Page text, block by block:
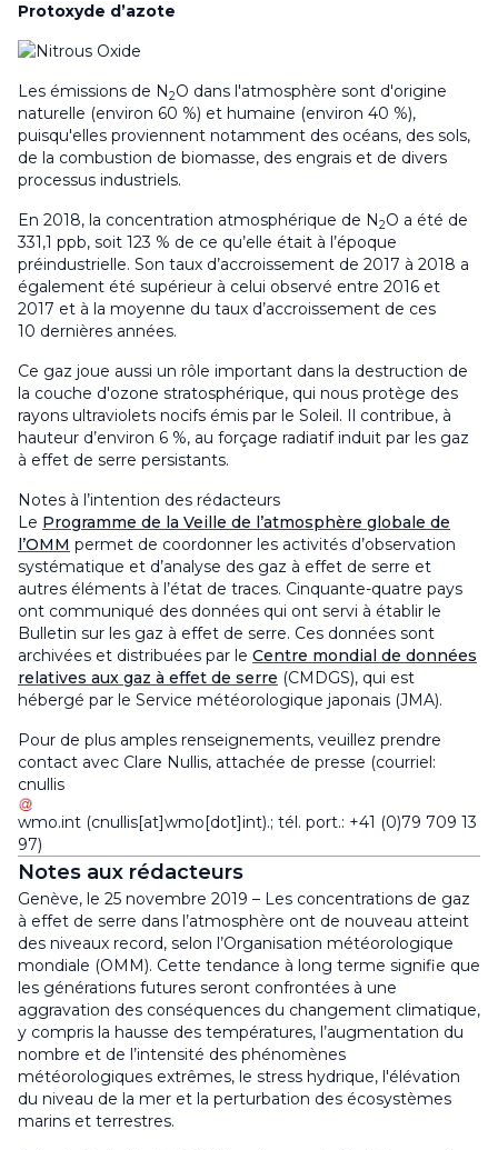
Protoxyde d’azote
Les émissions de N 2O dans l'atmosphère sont d'origine
naturelle (environ 60 %) et humaine (environ 40 %),
puisqu'elles proviennent notamment des océans, des sols,
de la combustion de biomasse, des engrais et de divers
processus industriels.
En 2018, la concentration atmosphérique de N 2O a été de
331,1 ppb, soit 123 % de ce qu’elle était à l’époque
préindustrielle. Son taux d’accroissement de 2017 à 2018 a
également été supérieur à celui observé entre 2016 et
2017 et à la moyenne du taux d’accroissement de ces
10 dernières années.
Ce gaz joue aussi un rôle important dans la destruction de
la couche d'ozone stratosphérique, qui nous protège des
rayons ultraviolets nocifs émis par le Soleil. Il contribue, à
hauteur d’environ 6 %, au forçage radiatif induit par les gaz
à effet de serre persistants.
Notes à l’intention des rédacteurs
Le Programme de la Veille de l’atmosphère globale de
l’OMM permet de coordonner les activités d’observation
systématique et d’analyse des gaz à effet de serre et
autres éléments à l’état de traces. Cinquante-quatre pays
ont communiqué des données qui ont servi à établir le
Bulletin sur les gaz à effet de serre. Ces données sont
archivées et distribuées par le Centre mondial de données
relatives aux gaz à effet de serre (CMDGS), qui est
hébergé par le Service météorologique japonais (JMA).
Pour de plus amples renseignements, veuillez prendre
contact avec Clare Nullis, attachée de presse (courriel:
cnullis
wmo.int (cnullis[at]wmo[dot]int).; tél. port.: +41 (0)79 709 13
97)
Notes aux rédacteurs
Genève, le 25 novembre 2019 – Les concentrations de gaz
à effet de serre dans l’atmosphère ont de nouveau atteint
des niveaux record, selon l’Organisation météorologique
mondiale (OMM). Cette tendance à long terme signifie que
les générations futures seront confrontées à une
aggravation des conséquences du changement climatique,
y compris la hausse des températures, l’augmentation du
nombre et de l’intensité des phénomènes
météorologiques extrêmes, le stress hydrique, l'élévation
du niveau de la mer et la perturbation des écosystèmes
marins et terrestres.